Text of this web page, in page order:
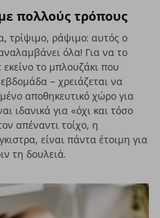
πολλούς τρόπους
τρίψιμο, ράψιμο: αυτός ο
όλα! Για να το
το μπλουζάκι που
– χρειάζεται να
αποθηκευτικό χώρο για
ιδανικά για «όχι και τόσο
απέναντι τοίχο, η
είναι πάντα έτοιμη για
τη δουλειά.